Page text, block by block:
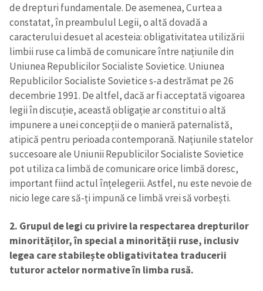
de drepturi fundamentale. De asemenea, Curtea a
constatat, în preambulul Legii, o altă dovadă a
caracterului desuet al acesteia: obligativitatea utilizării
limbii ruse ca limbă de comunicare între națiunile din
Uniunea Republicilor Socialiste Sovietice. Uniunea
Republicilor Socialiste Sovietice s-a destrămat pe 26
decembrie 1991. De altfel, dacă ar fi acceptată vigoarea
legii în discuție, această obligație ar constitui o altă
impunere a unei concepții de o manieră paternalistă,
atipică pentru perioada contemporană. Națiunile statelor
succesoare ale Uniunii Republicilor Socialiste Sovietice
pot utiliza ca limbă de comunicare orice limbă doresc,
important fiind actul înțelegerii. Astfel, nu este nevoie de
nicio lege care să-ți impună ce limbă vrei să vorbești.
2. Grupul de legi cu privire la respectarea drepturilor
minorităților, în special a minorității ruse, inclusiv
legea care stabilește obligativitatea traducerii
tuturor actelor normative în limba rusă.